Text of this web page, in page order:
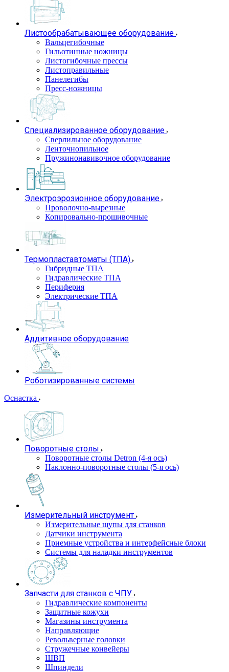
Листообрабатывающее оборудование
Вальцегибочные
Гильотинные ножницы
Листогибочные прессы
Листоправильные
Панелегибы
Пресс-ножницы
Специализированное оборудование
Сверлильное оборудование
Ленточнопильное
Пружинонавивочное оборудование
Электроэрозионное оборудование
Проволочно-вырезные
Копировально-прошивочные
Термопластавтоматы (ТПА)
Гибридные ТПА
Гидравлические ТПА
Периферия
Электрические ТПА
Аддитивное оборудование
Роботизированные системы
Оснастка
Поворотные столы
Поворотные столы Detron (4-я ось)
Наклонно-поворотные столы (5-я ось)
Измерительный инструмент
Измерительные щупы для станков
Датчики инструмента
Приемные устройства и интерфейсные блоки
Системы для наладки инструментов
Запчасти для станков с ЧПУ
Гидравлические компоненты
Защитные кожухи
Магазины инструмента
Направляющие
Револьверные головки
Стружечные конвейеры
ШВП
Шпиндели